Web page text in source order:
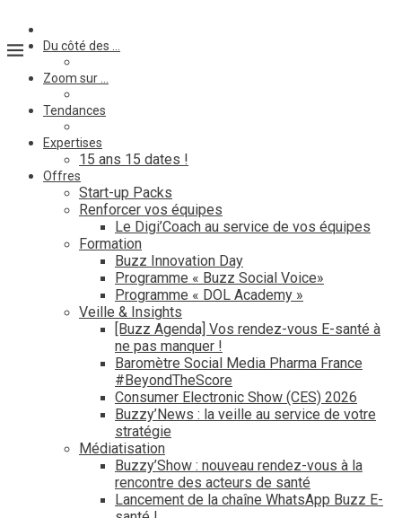
Du côté des …
Zoom sur …
Tendances
Expertises
15 ans 15 dates !
Offres
Start-up Packs
Renforcer vos équipes
Le Digi’Coach au service de vos équipes
Formation
Buzz Innovation Day
Programme « Buzz Social Voice»
Programme « DOL Academy »
Veille & Insights
[Buzz Agenda] Vos rendez-vous E-santé à
ne pas manquer !
Baromètre Social Media Pharma France
#BeyondTheScore
Consumer Electronic Show (CES) 2026
Buzzy’News : la veille au service de votre
stratégie
Médiatisation
Buzzy’Show : nouveau rendez-vous à la
rencontre des acteurs de santé
Lancement de la chaîne WhatsApp Buzz E-